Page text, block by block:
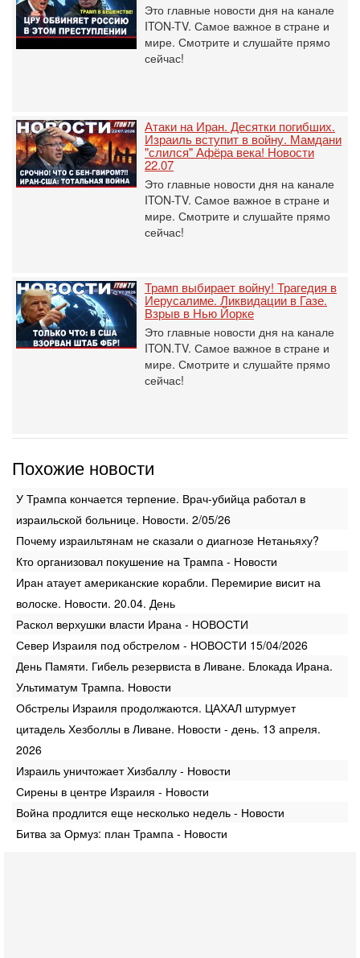
Это главные новости дня на канале
ITON-TV. Самое важное в стране и
мире. Смотрите и слушайте прямо
сейчас!
Атаки на Иран. Десятки погибших.
Израиль вступит в войну. Мамдани
"слился" Афёра века! Новости
22.07
Это главные новости дня на канале
ITON-TV. Самое важное в стране и
мире. Смотрите и слушайте прямо
сейчас!
Трамп выбирает войну! Трагедия в
Иерусалиме. Ликвидации в Газе.
Взрыв в Нью Йорке
Это главные новости дня на канале
ITON.TV. Самое важное в стране и
мире. Смотрите и слушайте прямо
сейчас!
Похожие новости
У Трампа кончается терпение. Врач-убийца работал в
израильской больнице. Новости. 2/05/26
Почему израильтянам не сказали о диагнозе Нетаньяху?
Кто организовал покушение на Трампа - Новости
Иран атаует американские корабли. Перемирие висит на
волоске. Новости. 20.04. День
Раскол верхушки власти Ирана - НОВОСТИ
Север Израиля под обстрелом - НОВОСТИ 15/04/2026
День Памяти. Гибель резервиста в Ливане. Блокада Ирана.
Ультиматум Трампа. Новости
Обстрелы Израиля продолжаются. ЦАХАЛ штурмует
цитадель Хезболлы в Ливане. Новости - день. 13 апреля.
2026
Израиль уничтожает Хизбаллу - Новости
Сирены в центре Израиля - Новости
Война продлится еще несколько недель - Новости
Битва за Ормуз: план Трампа - Новости